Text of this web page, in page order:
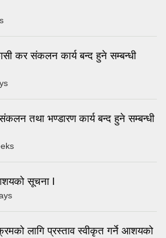
कर संकलन कार्य बन्द हुने सम्बन्धी
तथा भण्डारण कार्य बन्द हुने सम्बन्धी
सूचना l
लागि प्रस्ताव स्वीकृत गर्ने आशयको